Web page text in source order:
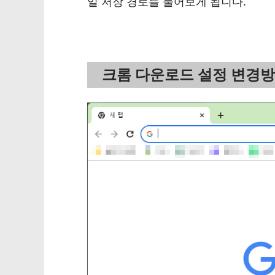
크롬 다운로드 설정 변경